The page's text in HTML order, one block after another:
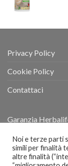
Privacy Policy
Cookie Policy
Contattaci
Garanzia
Termini e
Noi e terze parti
simili per finalità
altre finalità